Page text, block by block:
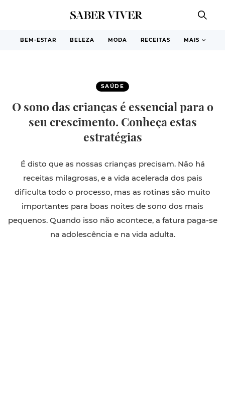
BEM-ESTAR BELEZA MODA RECEITAS MAIS
SAÚDE
O sono das crianças é essencial para o
seu crescimento. Conheça estas
estratégias
É disto que as nossas crianças precisam. Não há
receitas milagrosas, e a vida acelerada dos pais
dificulta todo o processo, mas as rotinas são muito
importantes para boas noites de sono dos mais
pequenos. Quando isso não acontece, a fatura paga-se
na adolescência e na vida adulta.